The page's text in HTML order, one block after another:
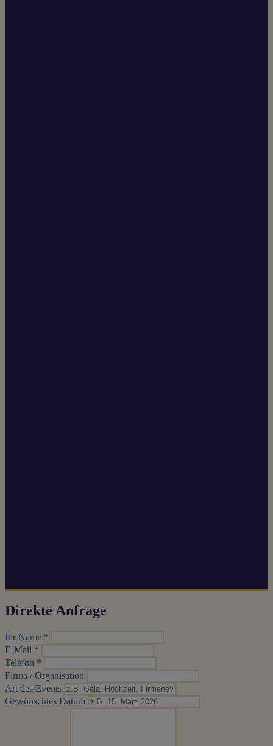
Direkte Anfrage
Ihr Name *
E-Mail *
Telefon *
Firma / Organisation
Art des Events
Gewünschtes Datum